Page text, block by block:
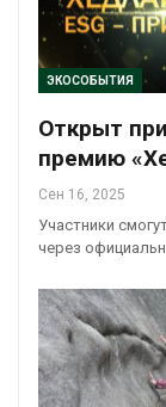
ЭКОСОБЫТИЯ
Открыт
премию
Сен 16, 2025
Участники
через